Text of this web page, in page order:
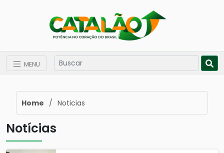
MENU
Home / Noticias
Notícias